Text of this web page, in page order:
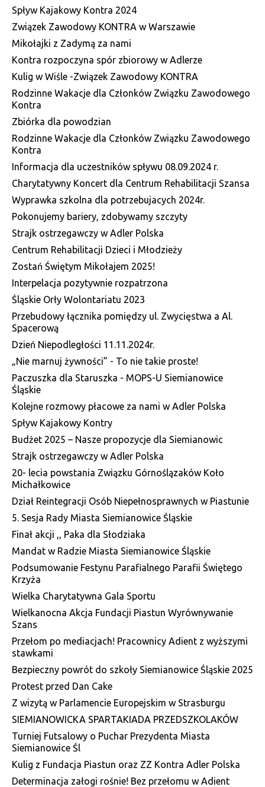
Spływ Kajakowy Kontra 2024
Związek Zawodowy KONTRA w Warszawie
Mikołajki z Zadymą za nami
Kontra rozpoczyna spór zbiorowy w Adlerze
Kulig w Wiśle -Związek Zawodowy KONTRA
Rodzinne Wakacje dla Członków Związku Zawodowego
Kontra
Zbiórka dla powodzian
Rodzinne Wakacje dla Członków Związku Zawodowego
Kontra
Informacja dla uczestników spływu 08.09.2024 r.
Charytatywny Koncert dla Centrum Rehabilitacji Szansa
Wyprawka szkolna dla potrzebujacych 2024r.
Pokonujemy bariery, zdobywamy szczyty
Strajk ostrzegawczy w Adler Polska
Centrum Rehabilitacji Dzieci i Młodzieży
Zostań Świętym Mikołajem 2025!
Interpelacja pozytywnie rozpatrzona
Śląskie Orły Wolontariatu 2023
Przebudowy łącznika pomiędzy ul. Zwycięstwa a Al.
Spacerową
Dzień Niepodległości 11.11.2024r.
„Nie marnuj żywności” - To nie takie proste!
Paczuszka dla Staruszka - MOPS-U Siemianowice
Śląskie
Kolejne rozmowy płacowe za nami w Adler Polska
Spływ Kajakowy Kontry
Budżet 2025 – Nasze propozycje dla Siemianowic
Strajk ostrzegawczy w Adler Polska
20- lecia powstania Związku Górnoślązaków Koło
Michałkowice
Dział Reintegracji Osób Niepełnosprawnych w Piastunie
5. Sesja Rady Miasta Siemianowice Śląskie
Finał akcji ,, Paka dla Słodziaka
Mandat w Radzie Miasta Siemianowice Śląskie
Podsumowanie Festynu Parafialnego Parafii Świętego
Krzyża
Wielka Charytatywna Gala Sportu
Wielkanocna Akcja Fundacji Piastun Wyrównywanie
Szans
Przełom po mediacjach! Pracownicy Adient z wyższymi
stawkami
Bezpieczny powrót do szkoły Siemianowice Śląskie 2025
Protest przed Dan Cake
Z wizytą w Parlamencie Europejskim w Strasburgu
SIEMIANOWICKA SPARTAKIADA PRZEDSZKOLAKÓW
Turniej Futsalowy o Puchar Prezydenta Miasta
Siemianowice Śl
Kulig z Fundacja Piastun oraz ZZ Kontra Adler Polska
Determinacja załogi rośnie! Bez przełomu w Adient